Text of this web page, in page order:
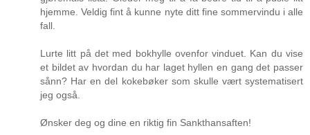
hjemme. Veldig fint å kunne nyte ditt fine sommervindu i alle
fall.
Lurte litt på det med bokhylle ovenfor vinduet. Kan du vise
et bildet av hvordan du har laget hyllen en gang det passer
sånn? Har en del kokebøker som skulle vært systematisert
jeg også.
Ønsker deg og dine en riktig fin Sankthansaften!